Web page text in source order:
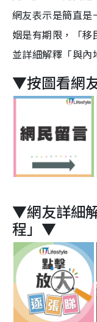
網友表示是簡直是
姻是有期限，「移
並詳細解釋「與內
▼按圖看網
▼網友詳細
程」▼